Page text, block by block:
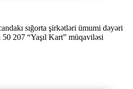
sığorta şirkətləri ümumi dəyəri
207 “Yaşıl Kart” müqaviləsi